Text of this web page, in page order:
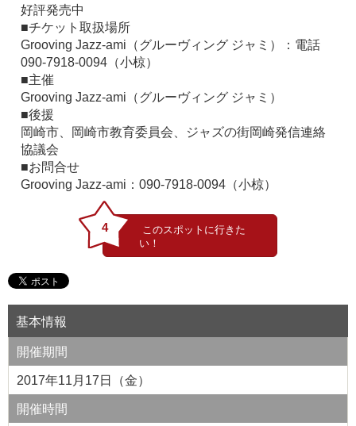
好評発売中
■チケット取扱場所
Grooving Jazz-ami（グルーヴィング ジャミ）：電話
090-7918-0094（小椋）
■主催
Grooving Jazz-ami（グルーヴィング ジャミ）
■後援
岡崎市、岡崎市教育委員会、ジャズの街岡崎発信連絡
協議会
■お問合せ
Grooving Jazz-ami：090-7918-0094（小椋）
4
基本情報
開催期間
2017年11月17日（金）
開催時間